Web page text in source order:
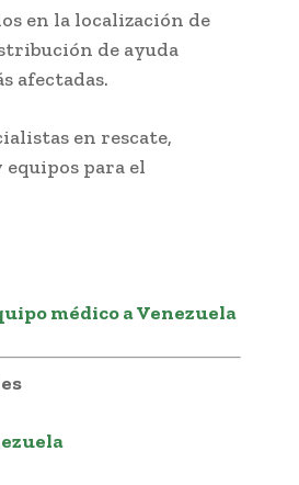
en la localización de
de ayuda
afectadas.
en rescate,
para el
médico a Venezuela